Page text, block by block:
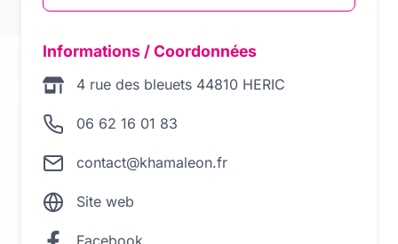
Informations / Coordonnées
4 rue des bleuets 44810 HERIC
06 62 16 01 83
contact@khamaleon.fr
Site web